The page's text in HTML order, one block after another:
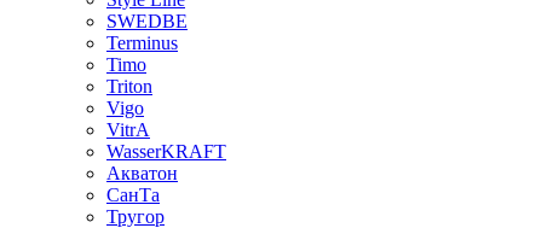
SWEDBE
Terminus
Timo
Triton
Vigo
VitrA
WasserKRAFT
Акватон
СанТа
Тругор